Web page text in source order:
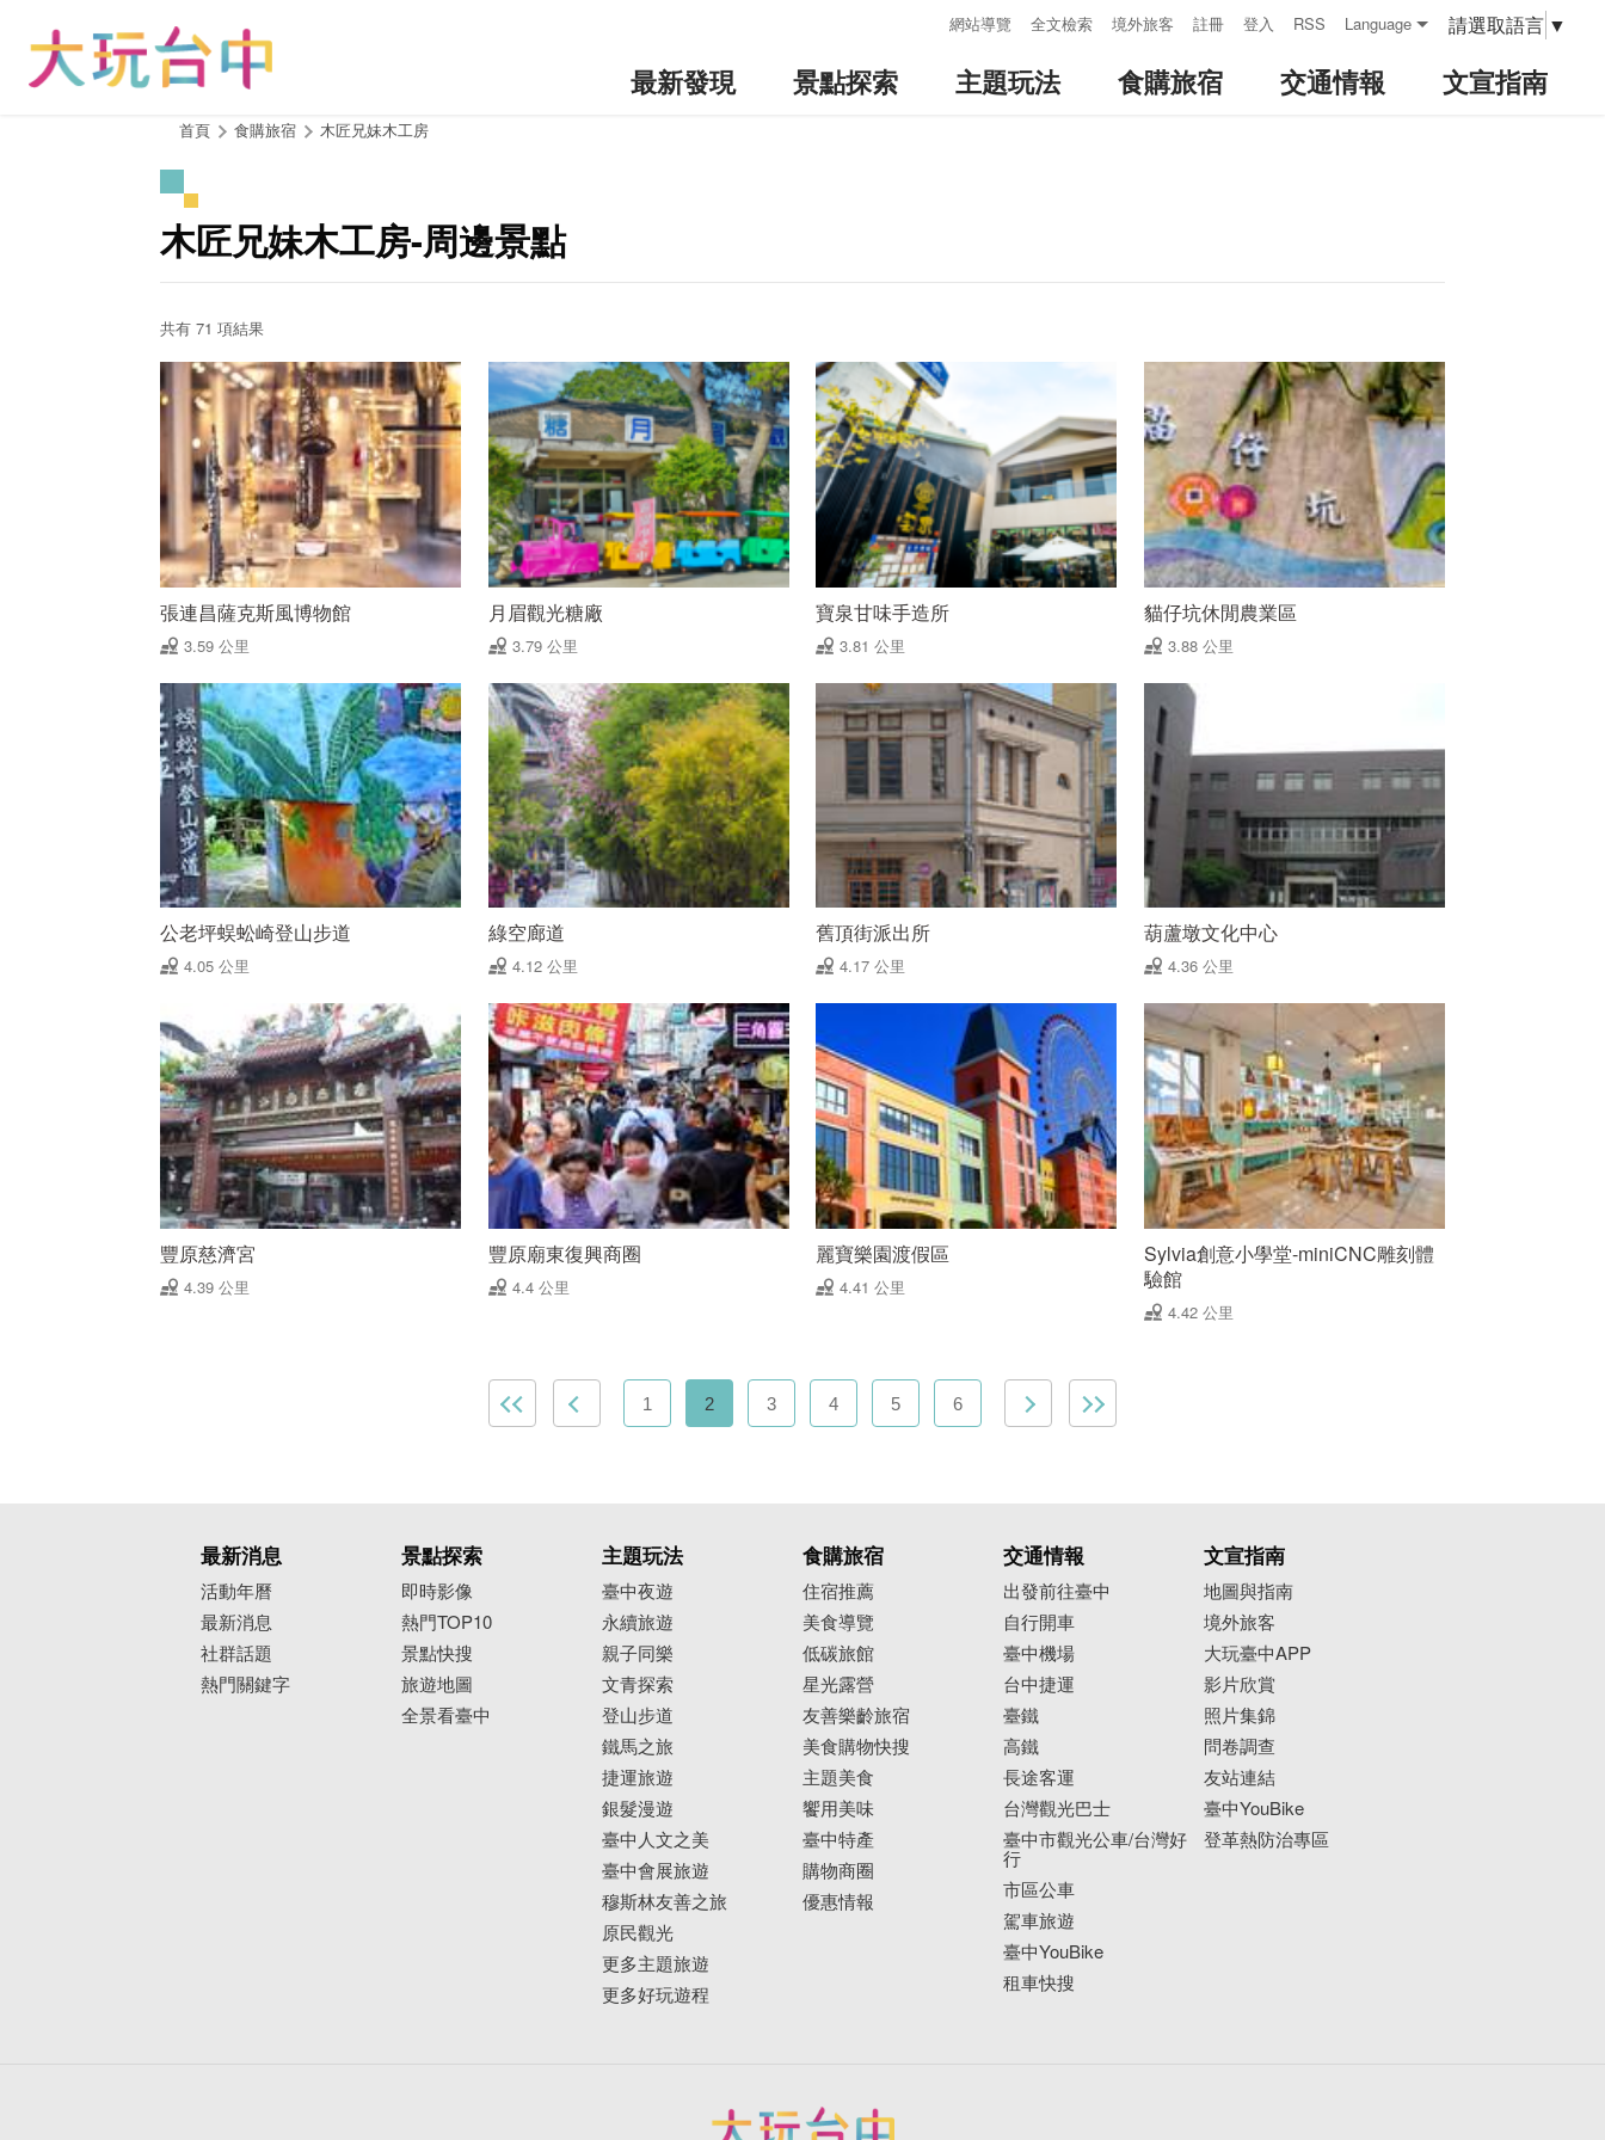
網站導覽 全文檢索 境外旅客 註冊 登入 RSS Language 請選取語言 ▼
最新發現 景點探索 主題玩法 食購旅宿 交通情報 文宣指南
首頁 食購旅宿 木匠兄妹木工房
木匠兄妹木工房-周邊景點
共有 71 項結果
張連昌薩克斯風博物館
3.59 公里
月眉觀光糖廠
3.79 公里
寶泉甘味手造所
3.81 公里
貓仔坑休閒農業區
3.88 公里
公老坪蜈蚣崎登山步道
4.05 公里
綠空廊道
4.12 公里
舊頂街派出所
4.17 公里
葫蘆墩文化中心
4.36 公里
豐原慈濟宮
4.39 公里
豐原廟東復興商圈
4.4 公里
麗寶樂園渡假區
4.41 公里
Sylvia創意小學堂-miniCNC雕刻體
驗館
4.42 公里
1 2 3 4 5 6
最新消息
活動年曆
最新消息
社群話題
熱門關鍵字
景點探索
即時影像
熱門TOP10
景點快搜
旅遊地圖
全景看臺中
主題玩法
臺中夜遊
永續旅遊
親子同樂
文青探索
登山步道
鐵馬之旅
捷運旅遊
銀髮漫遊
臺中人文之美
臺中會展旅遊
穆斯林友善之旅
原民觀光
更多主題旅遊
更多好玩遊程
食購旅宿
住宿推薦
美食導覽
低碳旅館
星光露營
友善樂齡旅宿
美食購物快搜
主題美食
饗用美味
臺中特產
購物商圈
優惠情報
交通情報
出發前往臺中
自行開車
臺中機場
台中捷運
臺鐵
高鐵
長途客運
台灣觀光巴士
臺中市觀光公車/台灣好
行
市區公車
駕車旅遊
臺中YouBike
租車快搜
文宣指南
地圖與指南
境外旅客
大玩臺中APP
影片欣賞
照片集錦
問卷調查
友站連結
臺中YouBike
登革熱防治專區